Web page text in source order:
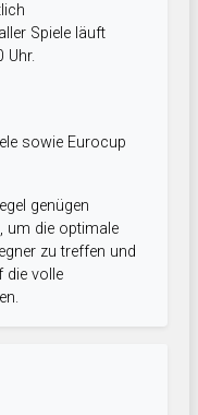
Spiele läuft
Uhr.
sowie Eurocup
genügen
um die optimale
zu treffen und
die volle